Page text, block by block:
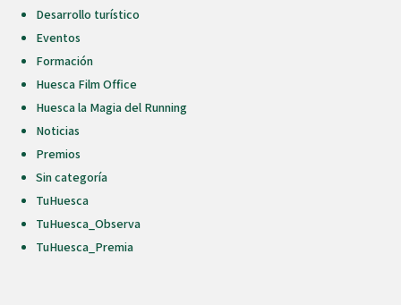
Desarrollo turístico
Eventos
Formación
Huesca Film Office
Huesca la Magia del Running
Noticias
Premios
Sin categoría
TuHuesca
TuHuesca_Observa
TuHuesca_Premia